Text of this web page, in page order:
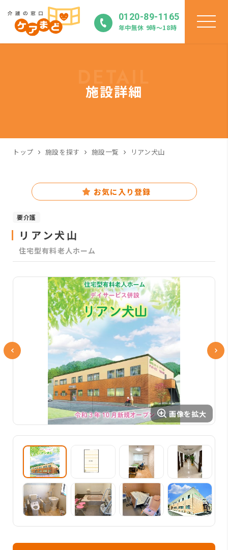
0120-89-1165
年中無休 9時〜18時
施設詳細
トップ 施設を探す 施設一覧 リアン犬山
お気に入り登録
要介護
リアン犬山
住宅型有料老人ホーム